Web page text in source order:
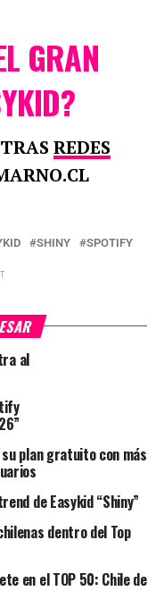
GRAN
REDES
SHINY SPOTIFY
al
plan gratuito con más
de Easykid “Shiny”
dentro del Top
en el TOP 50: Chile de